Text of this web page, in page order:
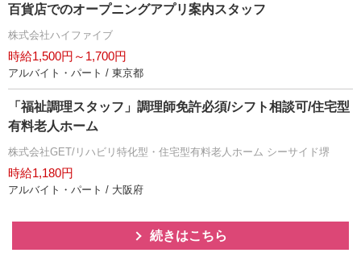
百貨店でのオープニングアプリ案内スタッフ
株式会社ハイファイブ
時給1,500円～1,700円
アルバイト・パート / 東京都
「福祉調理スタッフ」調理師免許必須/シフト相談可/住宅型
有料老人ホーム
株式会社GET/リハビリ特化型・住宅型有料老人ホーム シーサイド堺
時給1,180円
アルバイト・パート / 大阪府
続きはこちら